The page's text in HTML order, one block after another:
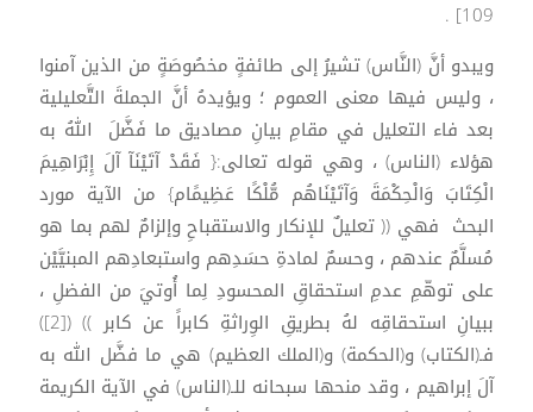
109] .
ويبدو أنَّ (النَّاس) تشيرُ إلى طائفةٍ مخصُوصَةٍ من الذين آمنوا
، وليس فيها معنى العموم ؛ ويؤيدهُ أنَّ الجملةَ التَّعليلية
بعد فاء التعليل في مقامِ بيانِ مصاديق ما فَضَّلَ اللهُ به
هؤلاء (الناس) ، وهي قوله تعالى:{ فَقَدْ آتَيْنَآ آلَ إِبْرَاهِيمَ
الْكِتَابَ وَالْحِكْمَةَ وَآتَيْنَاهُم مُّلْكًا عَظِيمًام} من الآية مورد
البحث فهي (( تعليلٌ للإنكار والاستقباحِ وإلزامٌ لهم بما هو
مُسلَّمٌ عندهم ، وحسمٌ لمادةِ حسَدِهم واستبعادِهم المبنيَّيْن
على توهّمِ عدمِ استحقاقِ المحسودِ لِما أُوتيَ من الفضلِ ،
ببيانِ استحقاقِه لهُ بطريقِ الوِراثةِ كابراً عن كابر )) ([2])
فـ(الكتاب) و(الحكمة) و(الملك العظيم) هي ما فضَّل الله به
آلَ إبراهيم ، وقد منحها سبحانه للـ(الناس) في الآية الكريمة